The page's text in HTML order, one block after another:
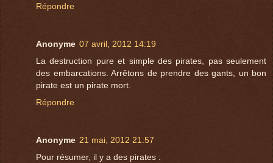
Répondre
Anonyme 07 avril, 2012 14:19
La destruction pure et simple des pirates, pas seulement
des embarcations. Arrêtons de prendre des gants, un bon
pirate est un pirate mort.
Répondre
Anonyme 21 mai, 2012 21:57
Pour résumer, il y a des pirates :